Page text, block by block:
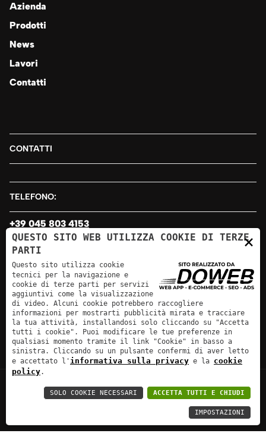
Azienda
Prodotti
News
Lavori
Contatti
CONTATTI
TELEFONO:
+39 045 803 4153
EMAIL:
info@sirv.it
INDIRIZZO:
Via Basso Acquar, 75 - 37135 Verona
Sirv Bagno Elite srlP.Iva: 03178650234
Cap.Soc.: 11500€
×
QUESTO SITO WEB UTILIZZA COOKIE DI TERZE
PARTI
Questo sito utilizza cookie
tecnici per la navigazione e
cookie di terze parti per servizi
aggiuntivi come la visualizzazione
di video. Alcuni cookie potrebbero raccogliere
informazioni per mostrarti pubblicità mirata e tracciare
la tua attività, installandosi solo cliccando su "Accetta
tutti i cookie". Puoi modificare le tue preferenze in
qualsiasi momento tramite il link "Cookie" in basso a
sinistra. Cliccando su un pulsante confermi di aver letto
e accettato l' informativa sulla privacy e la cookie
policy.
ACCETTA TUTTI E CHIUDI
SOLO COOKIE NECESSARI
IMPOSTAZIONI